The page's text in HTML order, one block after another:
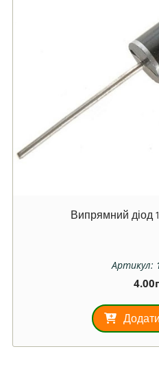
Випрямний діод
Артикул:
4.00